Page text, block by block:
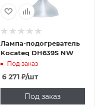
Лампа-подогреватель
Kocateq DH639S NW
Под заказ
6 271₽/шт
Под заказ